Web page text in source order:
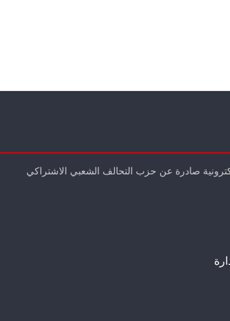
صادرة عن حزب التحالف الشعبي الاشتراكي